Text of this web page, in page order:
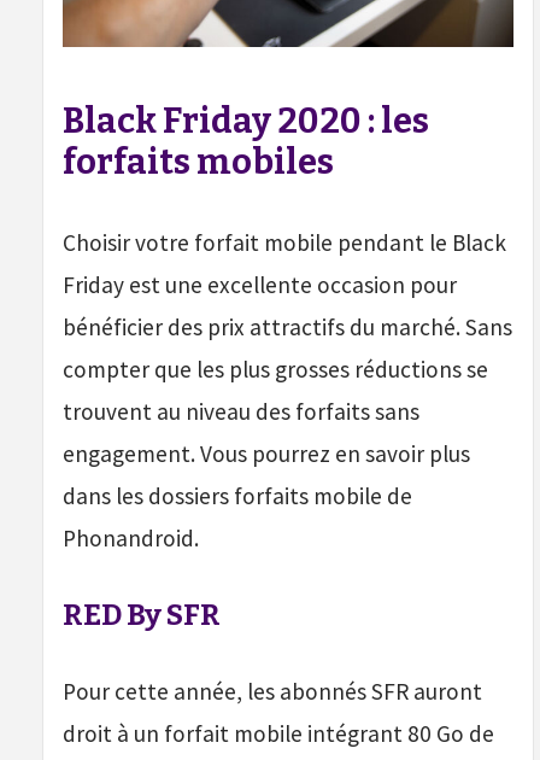
Black Friday 2020 : les
forfaits mobiles
Choisir votre forfait mobile pendant le Black
Friday est une excellente occasion pour
bénéficier des prix attractifs du marché. Sans
compter que les plus grosses réductions se
trouvent au niveau des forfaits sans
engagement. Vous pourrez en savoir plus
dans les dossiers forfaits mobile de
Phonandroid.
RED By SFR
Pour cette année, les abonnés SFR auront
droit à un forfait mobile intégrant 80 Go de